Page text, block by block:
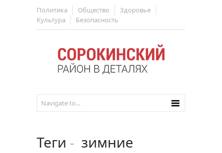
Политика Общество
Здоровье
Культура
Безопасность
Теги - зимние